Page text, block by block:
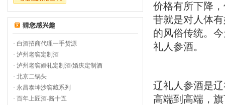
猜您感兴趣
· 白酒招商代理一手货源
· 泸州老窖定制酒
· 泸州老窖婚礼定制酒/婚庆定制酒
· 北京二锅头
· 永昌泰坤沙窖藏系列
· 百年上匠酒-酱十五
价格有所下降
苷就是对人体
的风俗传统。
礼人参酒。
辽礼人参酒是
高端到高端，